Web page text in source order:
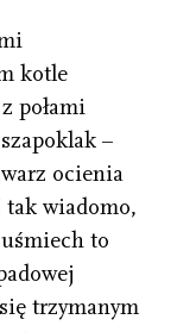
kotle
połami
–
ocienia
wiadomo,
to
trzymanym